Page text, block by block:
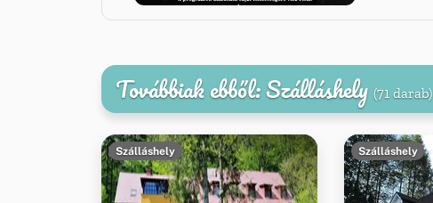
Továbbiak ebből: Szálláshely (71 darab)
Szálláshely Szálláshely